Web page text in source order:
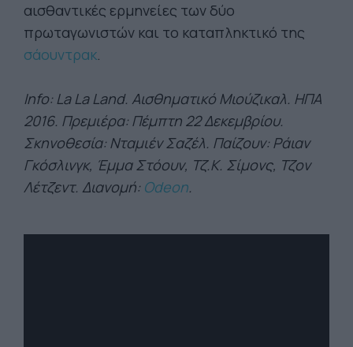
αισθαντικές ερμηνείες των δύο
πρωταγωνιστών και το καταπληκτικό της
σάουντρακ.
Info: La La Land. Αισθηματικό Μιούζικαλ. ΗΠΑ
2016. Πρεμιέρα: Πέμπτη 22 Δεκεμβρίου.
Σκηνοθεσία: Νταμιέν Σαζέλ. Παίζουν: Ράιαν
Γκόσλινγκ, Έμμα Στόουν, Τζ.Κ. Σίμονς, Τζον
Λέτζεντ. Διανομή: Odeon.